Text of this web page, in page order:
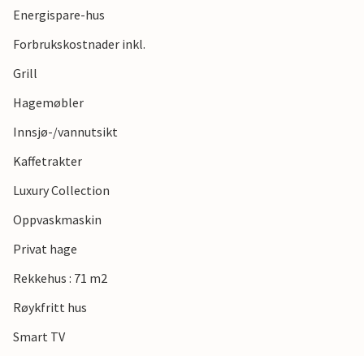
Energispare-hus
Forbrukskostnader inkl.
Grill
Hagemøbler
Innsjø-/vannutsikt
Kaffetrakter
Luxury Collection
Oppvaskmaskin
Privat hage
Rekkehus : 71 m2
Røykfritt hus
Smart TV